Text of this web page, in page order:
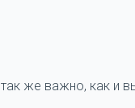
же важно, как и